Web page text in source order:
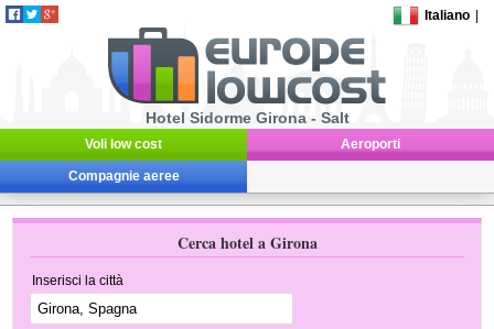
Italiano
Hotel Sidorme Girona - Salt
Voli low cost Aeroporti
Compagnie aeree
Cerca hotel a Girona
Inserisci la città